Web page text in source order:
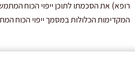
רופא) את הסכמתו לתוכן ייפוי הכוח
המקדימות הכלולות במסמך ייפוי הכוח